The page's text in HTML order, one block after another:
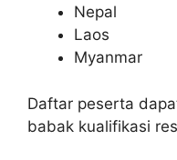
Nepal
Laos
Myanmar
Daftar peserta
babak kualifikasi